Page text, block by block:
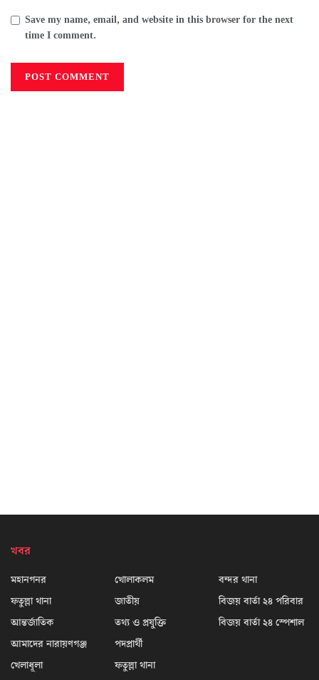
Save my name, email, and website in this browser for the next
time I comment.
খবর
মহানগনর
ফতুল্লা থানা
আন্তর্জাতিক
আমাদের নারায়ণগঞ্জ
খেলাধূলা
খোলাকলম
জাতীয়
তথ্য ও প্রযুক্তি
পদপ্রার্থী
ফতুল্লা থানা
বন্দর থানা
বিজয় বার্তা ২৪ পরিবার
বিজয় বার্তা ২৪ স্পেশাল